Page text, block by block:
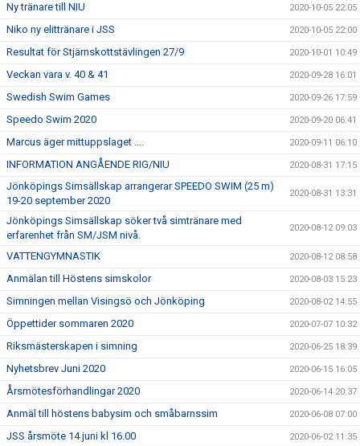
Ny tränare till NIU 2020-10-05 22:05
Niko ny elittränare i JSS 2020-10-05 22:00
Resultat för Stjärnskottstävlingen 27/9 2020-10-01 10:49
Veckan vara v. 40 & 41 2020-09-28 16:01
Swedish Swim Games 2020-09-26 17:59
Speedo Swim 2020 2020-09-20 06:41
Marcus äger mittuppslaget .... 2020-09-11 06:10
INFORMATION ANGÅENDE RIG/NIU 2020-08-31 17:15
Jönköpings Simsällskap arrangerar SPEEDO SWIM (25 m)
19-20 september 2020
2020-08-31 13:31
Jönköpings Simsällskap söker två simtränare med
erfarenhet från SM/JSM nivå.
2020-08-12 09:03
VATTENGYMNASTIK 2020-08-12 08:58
Anmälan till Höstens simskolor 2020-08-03 15:23
Simningen mellan Visingsö och Jönköping 2020-08-02 14:55
Öppettider sommaren 2020 2020-07-07 10:32
Riksmästerskapen i simning 2020-06-25 18:39
Nyhetsbrev Juni 2020 2020-06-15 16:05
Årsmötesförhandlingar 2020 2020-06-14 20:37
Anmäl till höstens babysim och småbarnssim 2020-06-08 07:00
JSS årsmöte 14 juni kl 16.00 2020-06-02 11:35